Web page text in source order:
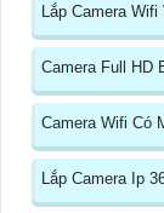
Lắp Camera Wifi
Camera Full HD
Camera Wifi Có
Lắp Camera Ip